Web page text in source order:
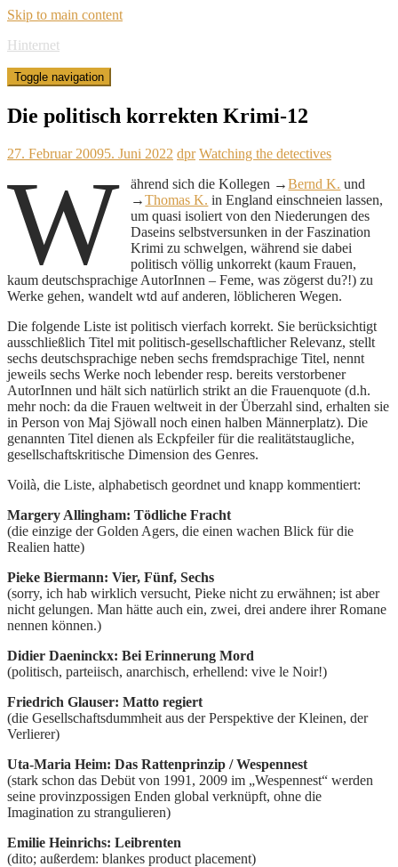
Skip to main content
Hinternet
Toggle navigation
Die politisch korrekten Krimi-12
27. Februar 20095. Juni 2022 dpr Watching the detectives
W ährend sich die Kollegen →Bernd K. und
→Thomas K. in England einschneien lassen,
um quasi isoliert von den Niederungen des
Daseins selbstversunken in der Faszination
Krimi zu schwelgen, während sie dabei
politisch völlig unkorrekt (kaum Frauen,
kaum deutschsprachige AutorInnen – Feme, was zögerst du?!) zu
Werke gehen, wandelt wtd auf anderen, löblicheren Wegen.
Die folgende Liste ist politisch vierfach korrekt. Sie berücksichtigt
ausschließlich Titel mit politisch-gesellschaftlicher Relevanz, stellt
sechs deutschsprachige neben sechs fremdsprachige Titel, nennt
jeweils sechs Werke noch lebender resp. bereits verstorbener
AutorInnen und hält sich natürlich strikt an die Frauenquote (d.h.
mehr noch: da die Frauen weltweit in der Überzahl sind, erhalten sie
in Person von Maj Sjöwall noch einen halben Männerplatz). Die
genannten Titel dienen als Eckpfeiler für die realitätstaugliche,
gesellschaftskritische Dimension des Genres.
Voilà, die Liste, alphabetisch geordnet und knapp kommentiert:
Margery Allingham: Tödliche Fracht
(die einzige der Golden Agers, die einen wachen Blick für die
Realien hatte)
Pieke Biermann: Vier, Fünf, Sechs
(sorry, ich hab wirklich versucht, Pieke nicht zu erwähnen; ist aber
nicht gelungen. Man hätte auch ein, zwei, drei andere ihrer Romane
nennen können.)
Didier Daeninckx: Bei Erinnerung Mord
(politisch, parteiisch, anarchisch, erhellend: vive le Noir!)
Friedrich Glauser: Matto regiert
(die Gesellschaftsdummheit aus der Perspektive der Kleinen, der
Verlierer)
Uta-Maria Heim: Das Rattenprinzip / Wespennest
(stark schon das Debüt von 1991, 2009 im „Wespennest“ werden
seine provinzpossigen Enden global verknüpft, ohne die
Imagination zu strangulieren)
Emilie Heinrichs: Leibrenten
(dito; außerdem: blankes product placement)